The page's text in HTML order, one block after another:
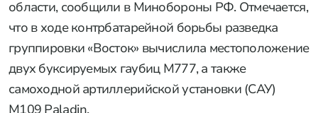
области, сообщили в Минобороны РФ. Отмечается,
что в ходе контрбатарейной борьбы разведка
группировки «Восток» вычислила местоположение
двух буксируемых гаубиц M777, а также
самоходной артиллерийской установки (САУ)
M109 Paladin.